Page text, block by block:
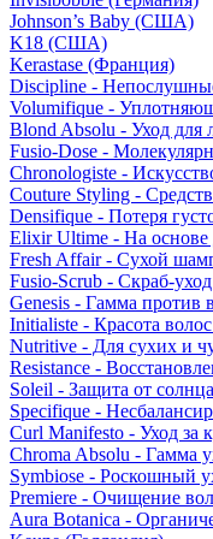
Johnson’s Baby (США)
K18 (США)
Kerastase (Франция)
Discipline -
Volumifique -
Blond Absolu - Уход для
Fusio-Dose -
Chronologiste -
Couture Styling -
Densifique - Потеря
Elixir Ultime - На основе
Fresh Affair - Сухой
Fusio-Scrub - Скраб-
Genesis - Гамма против
Initialiste - Красота
Nutritive - Для сухих и
Resistance -
Soleil - Защита от солнца
Specifique -
Curl Manifesto - Уход
Chroma Absolu - Гамма
Symbiose - Роскошный
Premiere - Очищение
Aura Botanica -